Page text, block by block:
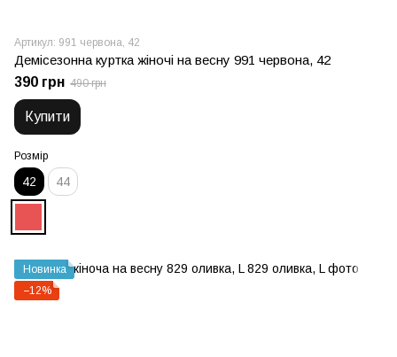
Артикул: 991 червона, 42
Демісезонна куртка жіночі на весну 991 червона, 42
390 грн 490 грн
Купити
Розмір
42 44
Новинка
−12%